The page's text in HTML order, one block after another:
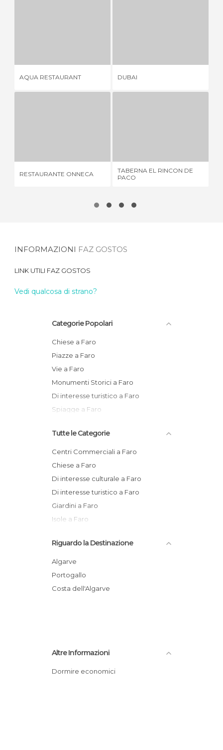
AQUA RESTAURANT DUBAI
RESTAURANTE ONNECA
TABERNA EL RINCON DE
PACO
INFORMAZIONI FAZ GOSTOS
LINK UTILI FAZ GOSTOS
Vedi qualcosa di strano?
Categorie Popolari
Chiese a Faro
Piazze a Faro
Vie a Faro
Monumenti Storici a Faro
Di interesse turistico a Faro
Spiagge a Faro
Tutte le Categorie
Centri Commerciali a Faro
Chiese a Faro
Di interesse culturale a Faro
Di interesse turistico a Faro
Giardini a Faro
Isole a Faro
Musei a Faro
Palazzi a Faro
Piazze a Faro
Spiagge a Faro
Riguardo la Destinazione
Algarve
Portogallo
Costa dell'Algarve
Altre Informazioni
Dormire economici